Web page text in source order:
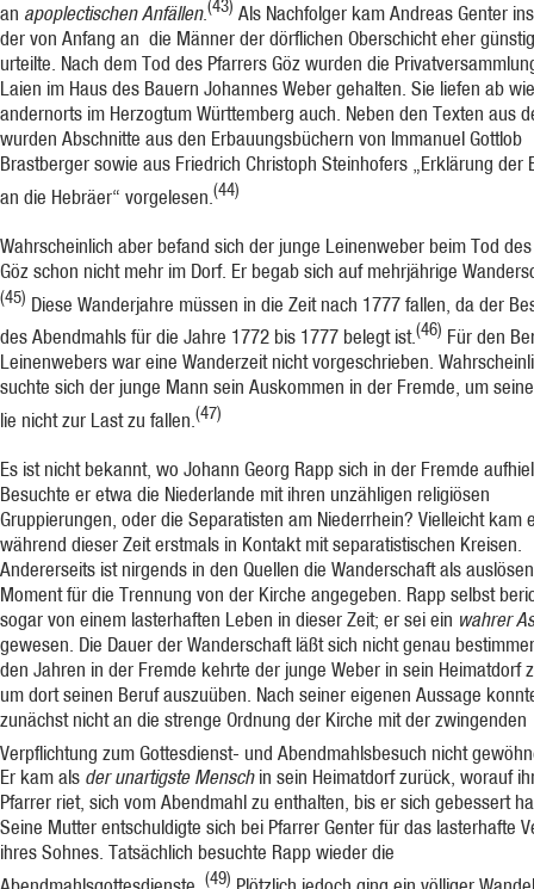
an apoplectischen Anfällen.(43) Als Nachfolger kam Andreas Genter
der von Anfang an die Männer der dörfli­chen Oberschicht eher
urteilte. Nach dem Tod des Pfarrers Göz wurden die
Laien im Haus des Bauern Johannes Weber gehalten. Sie liefen ab wie
andernorts im Herzogtum Württem­berg auch. Neben den Texten aus
wurden Abschnitte aus den Erbauungsbüchern von Immanuel Gottlob
Brastberger sowie aus Friedrich Christoph Steinhofers „Erklärung der
an die Hebräer“ vorgelesen. (44)
Wahrscheinlich aber befand sich der junge Leinenweber beim Tod
Göz schon nicht mehr im Dorf. Er begab sich auf mehrjährige
(45) Diese Wanderjahre müs­sen in die Zeit nach 1777 fallen, da der
des Abendmahls für die Jahre 1772 bis 1777 belegt ist.(46) Für den
Leinenwebers war eine Wanderzeit nicht vorgeschrieben.
suchte sich der junge Mann sein Auskommen in der Fremde, um
lie nicht zur Last zu fallen. (47)
Es ist nicht bekannt, wo Johann Georg Rapp sich in der Fremde
Besuchte er etwa die Niederlande mit ihren unzähligen religiösen
Gruppierungen, oder die Separatisten am Nie­derrhein? Vielleicht kam
während dieser Zeit erstmals in Kontakt mit separatistischen Krei­sen.
Andererseits ist nirgends in den Quellen die Wanderschaft als
Moment für die Trennung von der Kirche angegeben. Rapp selbst
sogar von einem lasterhaften Leben in dieser Zeit; er sei ein wahrer
gewesen. Die Dauer der Wanderschaft läßt sich nicht genau
den Jahren in der Fremde kehrte der junge Weber in sein Heimatdorf
um dort seinen Beruf auszuüben. Nach seiner eigenen Aussage
zunächst nicht an die strenge Ordnung der Kirche mit der zwingenden
Verpflichtung zum Gottesdienst- und Abendmahlsbesuch nicht
Er kam als der unartigste Menschin sein Heimatdorf zurück, worauf
Pfarrer riet, sich vom Abendmahl zu enthalten, bis er sich gebessert
Seine Mutter entschuldigte sich bei Pfarrer Genter für das lasterhafte
ihres Sohnes. Tatsächlich besuchte Rapp wieder die
(49)